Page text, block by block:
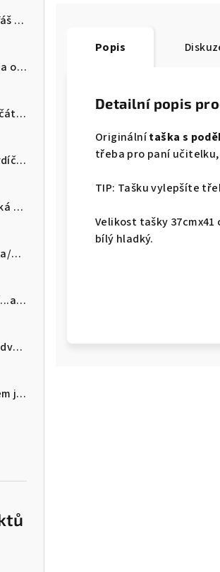
Body pro dvojčátka "Někdy doufáš v zázrak...a dostaneš rovnou dva"
Trička se jmény obou dvojčátek a označením kdo je kdo ✔
Náramky pro jednovaječná dvojčátka
Nažehlovačka jméno/slovo se srdíčkem
Dětské tričko "Velký brácha/velká ségra"/"Ale velký brácha/velká ségra" jsem tu já
Dětské tričko "Budu velký brácha/velká ségra!"
Body pro dvojčátka "Jsem starší...ale jen o chvilku!"
Matchy matchy set pro rodinu s dvojčaty
Kšiltovka s počátečním písmenem jména
Popis
Detailní popis
Originálnítaška s
třeba pro paní
TIP: Tašku vylepšíte
Velikost tašky 37cmx41
bílý hladký.